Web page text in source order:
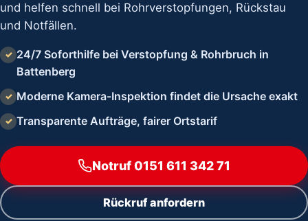
und helfen schnell bei Rohrverstopfungen, Rückstau
und Notfällen.
✓ 24/7 Soforthilfe bei Verstopfung & Rohrbruch in
Battenberg
✓ Moderne Kamera-Inspektion findet die Ursache exakt
✓ Transparente Aufträge, fairer Ortstarif
Notruf 0151 611 342 71
Rückruf anfordern